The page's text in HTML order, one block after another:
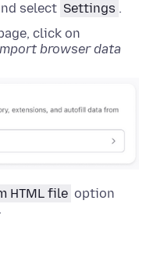
select Settings .
click on
browser data
HTML file option